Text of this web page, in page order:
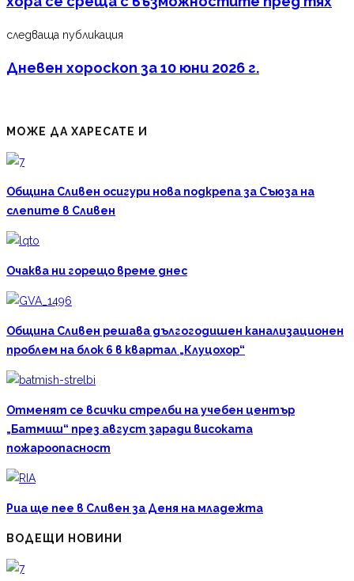
следваща публикация
Дневен хороскоп за 10 юни 2026 г.
МОЖЕ ДА ХАРЕСАТЕ И
Община Сливен осигури нова подкрепа за Съюза на
слепите в Сливен
Очаква ни горещо време днес
Община Сливен решава дългогодишен канализационен
проблем на блок 6 в квартал „Клуцохор“
Отменят се всички стрелби на учебен център
„Батмиш“ през август заради високата
пожароопасност
Риа ще пее в Сливен за Деня на младежта
ВОДЕЩИ НОВИНИ